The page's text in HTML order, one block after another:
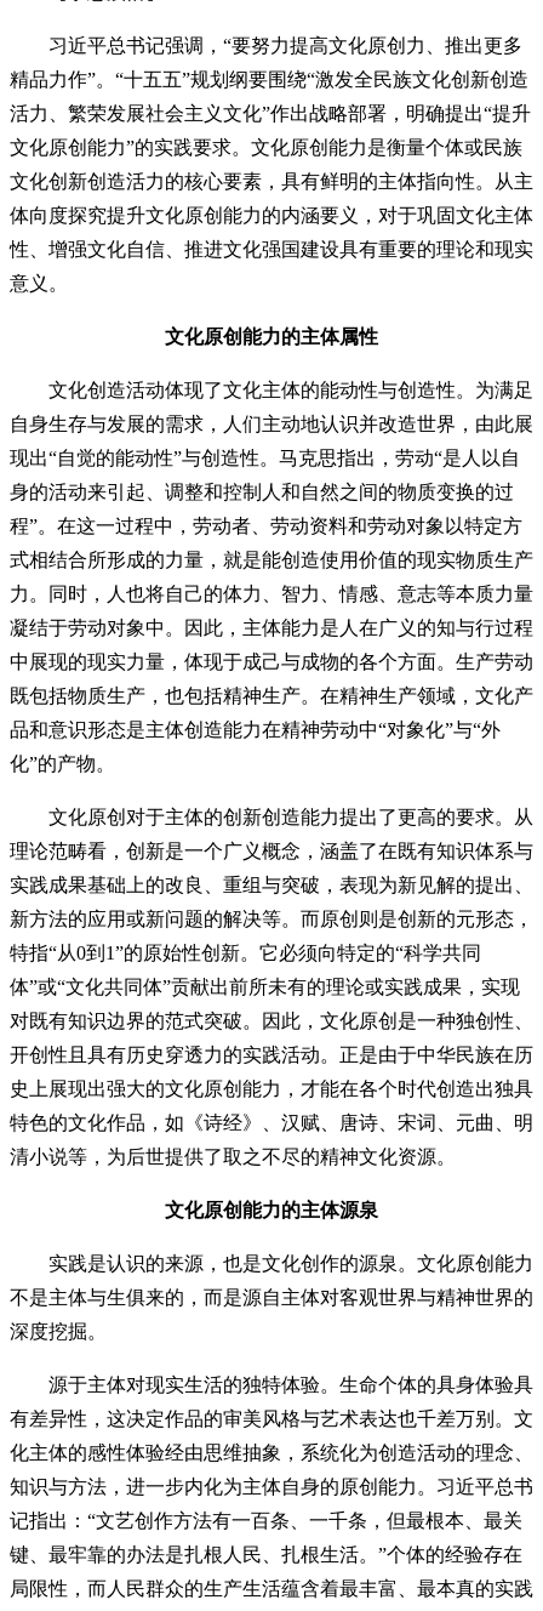
习近平总书记强调，“要努力提高文化原创力、推出更多
精品力作”。“十五五”规划纲要围绕“激发全民族文化创新创造
活力、繁荣发展社会主义文化”作出战略部署，明确提出“提升
文化原创能力”的实践要求。文化原创能力是衡量个体或民族
文化创新创造活力的核心要素，具有鲜明的主体指向性。从主
体向度探究提升文化原创能力的内涵要义，对于巩固文化主体
性、增强文化自信、推进文化强国建设具有重要的理论和现实
意义。
文化原创能力的主体属性
文化创造活动体现了文化主体的能动性与创造性。为满足
自身生存与发展的需求，人们主动地认识并改造世界，由此展
现出“自觉的能动性”与创造性。马克思指出，劳动“是人以自
身的活动来引起、调整和控制人和自然之间的物质变换的过
程”。在这一过程中，劳动者、劳动资料和劳动对象以特定方
式相结合所形成的力量，就是能创造使用价值的现实物质生产
力。同时，人也将自己的体力、智力、情感、意志等本质力量
凝结于劳动对象中。因此，主体能力是人在广义的知与行过程
中展现的现实力量，体现于成己与成物的各个方面。生产劳动
既包括物质生产，也包括精神生产。在精神生产领域，文化产
品和意识形态是主体创造能力在精神劳动中“对象化”与“外
化”的产物。
文化原创对于主体的创新创造能力提出了更高的要求。从
理论范畴看，创新是一个广义概念，涵盖了在既有知识体系与
实践成果基础上的改良、重组与突破，表现为新见解的提出、
新方法的应用或新问题的解决等。而原创则是创新的元形态，
特指“从0到1”的原始性创新。它必须向特定的“科学共同
体”或“文化共同体”贡献出前所未有的理论或实践成果，实现
对既有知识边界的范式突破。因此，文化原创是一种独创性、
开创性且具有历史穿透力的实践活动。正是由于中华民族在历
史上展现出强大的文化原创能力，才能在各个时代创造出独具
特色的文化作品，如《诗经》、汉赋、唐诗、宋词、元曲、明
清小说等，为后世提供了取之不尽的精神文化资源。
文化原创能力的主体源泉
实践是认识的来源，也是文化创作的源泉。文化原创能力
不是主体与生俱来的，而是源自主体对客观世界与精神世界的
深度挖掘。
源于主体对现实生活的独特体验。生命个体的具身体验具
有差异性，这决定作品的审美风格与艺术表达也千差万别。文
化主体的感性体验经由思维抽象，系统化为创造活动的理念、
知识与方法，进一步内化为主体自身的原创能力。习近平总书
记指出：“文艺创作方法有一百条、一千条，但最根本、最关
键、最牢靠的办法是扎根人民、扎根生活。”个体的经验存在
局限性，而人民群众的生产生活蕴含着最丰富、最本真的实践